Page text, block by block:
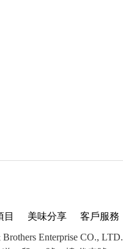
目 美味分享 客戶服務
Enterprise CO., LTD.